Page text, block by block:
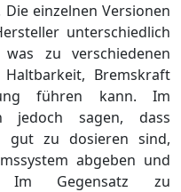
einzelnen Versionen
unterschiedlich
zu verschiedenen
Bremskraft
führen kann. Im
jedoch sagen, dass
gut zu dosieren sind,
abgeben und
Im Gegensatz zu